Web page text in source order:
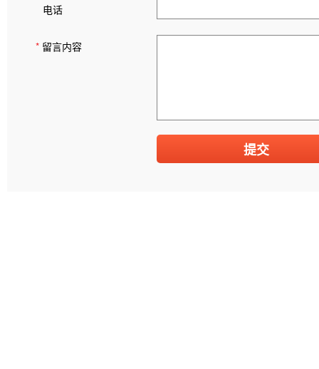
电话
* 留言内容